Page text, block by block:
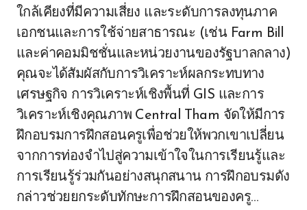
ใกล้เคียงที่มีความเสี่ยง และระดับการลงทุนภาค
เอกชนและการใช้จ่ายสาธารณะ (เช่น Farm Bill
และค่าคอมมิชชั่นและหน่วยงานของรัฐบาลกลาง)
คุณจะได้สัมผัสกับการวิเคราะห์ผลกระทบทาง
เศรษฐกิจ การวิเคราะห์เชิงพื้นที่ GIS และการ
วิเคราะห์เชิงคุณภาพ Central Tham จัดให้มีการ
ฝึกอบรมการฝึกสอนครูเพื่อช่วยให้พวกเขาเปลี่ยน
จากการท่องจำไปสู่ความเข้าใจในการเรียนรู้และ
การเรียนรู้ร่วมกันอย่างสนุกสนาน การฝึกอบรมดัง
กล่าวช่วยยกระดับทักษะการฝึกสอนของครู…